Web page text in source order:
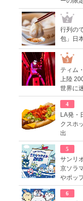
2
行列の
包」日
3
ティム
上陸
世界に
4
LA発・
クスホ
出
5
サンリ
京ソラ
やポッ
6